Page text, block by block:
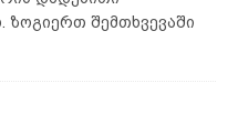
ზოგიერთ შემთხვევაში